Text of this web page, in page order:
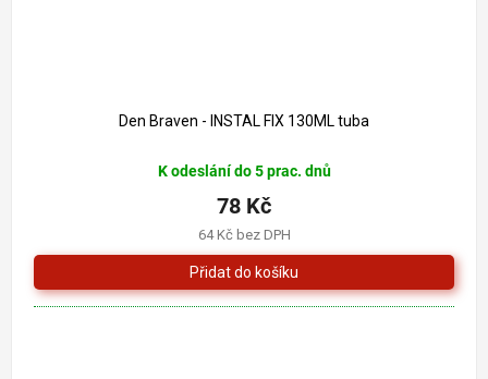
Den Braven - INSTAL FIX 130ML tuba
K odeslání do 5 prac. dnů
64 Kč bez DPH
78 Kč